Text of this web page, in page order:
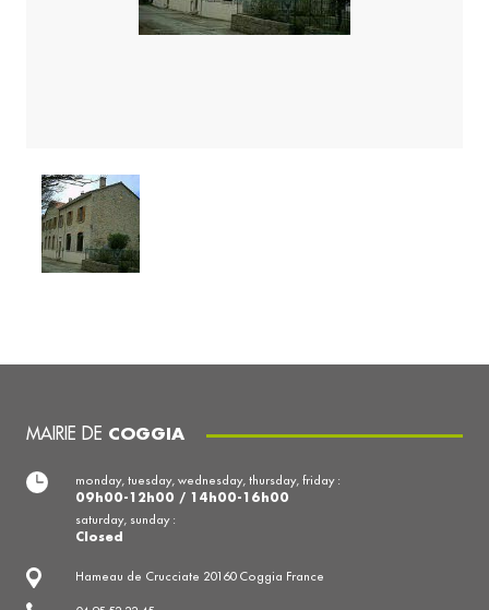
MAIRIE DE COGGIA
Hameau de Crucciate 20160 Coggia France
monday, tuesday, wednesday, thursday, friday :
09h00-12h00 / 14h00-16h00
saturday, sunday :
Closed